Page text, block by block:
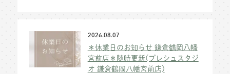
2026.08.07
＊休業日のお知らせ 鎌倉鶴岡八幡
宮前店＊随時更新(プレシュスタジ
オ 鎌倉鶴岡八幡宮前店)